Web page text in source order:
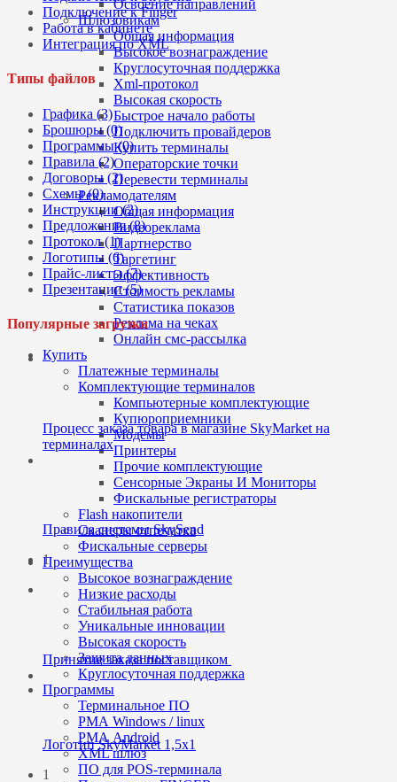
Освоение направлений
Шлюзовикам
Общая информация
Высокое вознаграждение
Круглосуточная поддержка
Xml-протокол
Высокая скорость
Быстрое начало работы
Подключить провайдеров
Купить терминалы
Операторские точки
Перевести терминалы
Рекламодателям
Общая информация
Видеореклама
Партнерство
Таргетинг
Эффективность
Стоимость рекламы
Статистика показов
Реклама на чеках
Онлайн смс-рассылка
Купить
Платежные терминалы
Комплектующие терминалов
Компьютерные комплектующие
Купюроприемники
Модемы
Принтеры
Прочие комплектующие
Сенсорные Экраны И Мониторы
Фискальные регистраторы
Flash накопители
Сканеры отпечатка
Фискальные серверы
Преимущества
Высокое вознаграждение
Низкие расходы
Стабильная работа
Уникальные инновации
Высокая скорость
Защита данных
Круглосуточная поддержка
Программы
Терминальное ПО
РМА Windows / linux
РМА Android
XML шлюз
ПО для POS-терминала
Подключение к Finger
Работа в кабинете
Интеграция по XML
Типы файлов
Графика (3)
Брошюры (0)
Программы (0)
Правила (2)
Договоры (2)
Схемы (0)
Инструкции (2)
Предложения (8)
Протокол (1)
Логотипы (6)
Прайс-листы (7)
Презентации (5)
Популярные загрузки
dfsdf
Процесс заказа товара в магазине SkyMarket на
терминалах
Правила системы SkySend
1
dfsdf
Принятие заказа поставщиком
dfsdf
Логотип SkyMarket 1,5x1
1